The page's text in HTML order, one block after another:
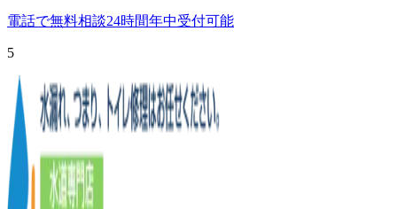
電話で無料相談24時間年中受付可能
5